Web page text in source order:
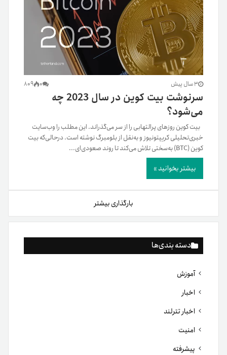
دسته بندی‌ها
آموزش
اخبار
اخبار تترلند
امنیت
پیشرفته
3 سال پیش 0
809
سرنوشت بیت‌ کوین در سال 2023 چه
می‌شود؟
بیت کوین روزهای پر‌التهابی را از سر می‌گذراند. این مطلب را وب‌سایت
خبری‌تحلیلی‌ کریپتونیوز و به‌نقل از بلومبرگ نوشته است. در‌حالی‌که بیت
کوین (BTC) به‌سختی تلاش می‌کند تا روند صعودی‌ای...
بیشتر بخوانید »
بارگذاری بیشتر